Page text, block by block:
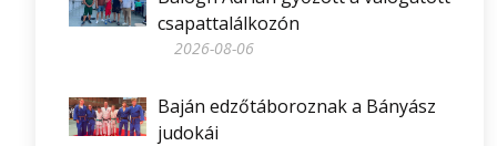
csapattalálkozón
2026-08-06
Baján edzőtáboroznak a Bányász
judokái